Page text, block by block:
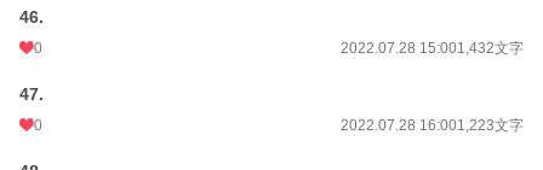
46.
0 2022.07.28 15:001,432文字
47.
0 2022.07.28 16:001,223文字